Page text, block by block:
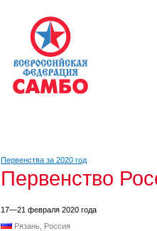
Первенства за 2020 год
Первенство
17—21 февраля 2020 года
Рязань, Россия